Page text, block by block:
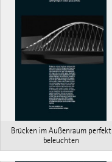
Brücken im Außenraum perfekt
beleuchten